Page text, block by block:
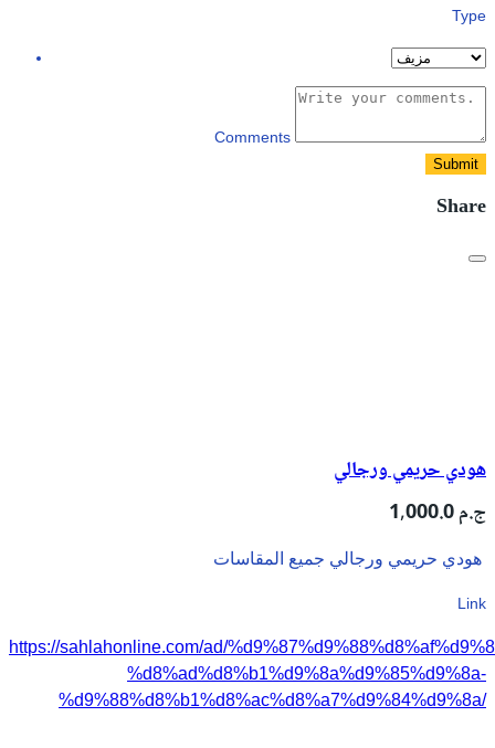
Type
Comments
Submit
Share
هودي حريمي ورجالي
1,000.0 ج.م
Link
https://sahlahonline.com/ad/
%d8%ad%d8%b1%d9%8a%d9%85%d9%8a-
%d9%88%d8%b1%d8%ac%d8%a7%d9%84%d9%8a/